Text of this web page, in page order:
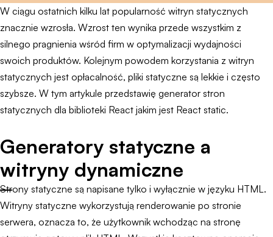
W ciągu ostatnich kilku lat popularność witryn statycznych
znacznie wzrosła. Wzrost ten wynika przede wszystkim z
silnego pragnienia wśród firm w optymalizacji wydajności
swoich produktów. Kolejnym powodem korzystania z witryn
statycznych jest opłacalność, pliki statyczne są lekkie i często
szybsze. W tym artykule przedstawię generator stron
statycznych dla biblioteki React jakim jest React static.
Generatory statyczne a
witryny dynamiczne
Strony statyczne są napisane tylko i wyłącznie w języku HTML.
Witryny statyczne wykorzystują renderowanie po stronie
serwera, oznacza to, że użytkownik wchodząc na stronę